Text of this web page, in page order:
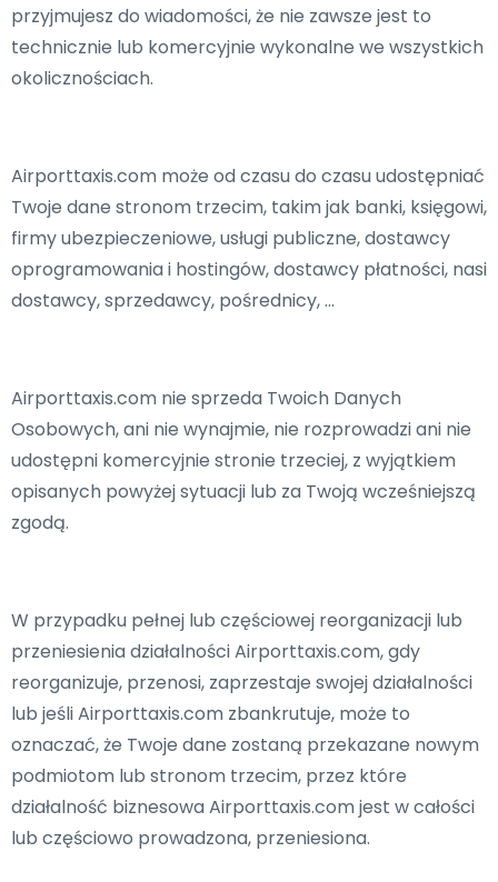
przyjmujesz do wiadomości, że nie zawsze jest to
technicznie lub komercyjnie wykonalne we wszystkich
okolicznościach.
Airporttaxis.com może od czasu do czasu udostępniać
Twoje dane stronom trzecim, takim jak banki, księgowi,
firmy ubezpieczeniowe, usługi publiczne, dostawcy
oprogramowania i hostingów, dostawcy płatności, nasi
dostawcy, sprzedawcy, pośrednicy, …
Airporttaxis.com nie sprzeda Twoich Danych
Osobowych, ani nie wynajmie, nie rozprowadzi ani nie
udostępni komercyjnie stronie trzeciej, z wyjątkiem
opisanych powyżej sytuacji lub za Twoją wcześniejszą
zgodą.
W przypadku pełnej lub częściowej reorganizacji lub
przeniesienia działalności Airporttaxis.com, gdy
reorganizuje, przenosi, zaprzestaje swojej działalności
lub jeśli Airporttaxis.com zbankrutuje, może to
oznaczać, że Twoje dane zostaną przekazane nowym
podmiotom lub stronom trzecim, przez które
działalność biznesowa Airporttaxis.com jest w całości
lub częściowo prowadzona, przeniesiona.